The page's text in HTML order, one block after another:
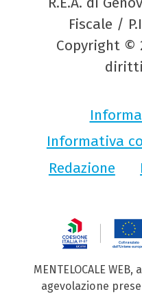
Fiscale /
Copyright ©
Informativa
Redazione
MENTELOCALE
agevolazione